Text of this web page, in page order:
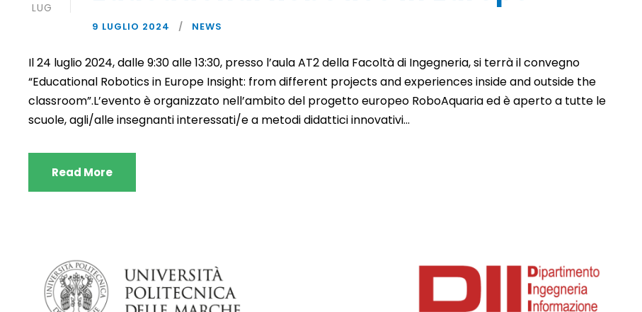
LUG
9 LUGLIO 2024 NEWS
Il 24 luglio 2024, dalle 9:30 alle 13:30, presso l’aula AT2 della Facoltà di Ingegneria, si terrà il convegno
“Educational Robotics in Europe Insight: from different projects and experiences inside and outside the
classroom”.L’evento è organizzato nell’ambito del progetto europeo RoboAquaria ed è aperto a tutte le
scuole, agli/alle insegnanti interessati/e a metodi didattici innovativi...
Read More